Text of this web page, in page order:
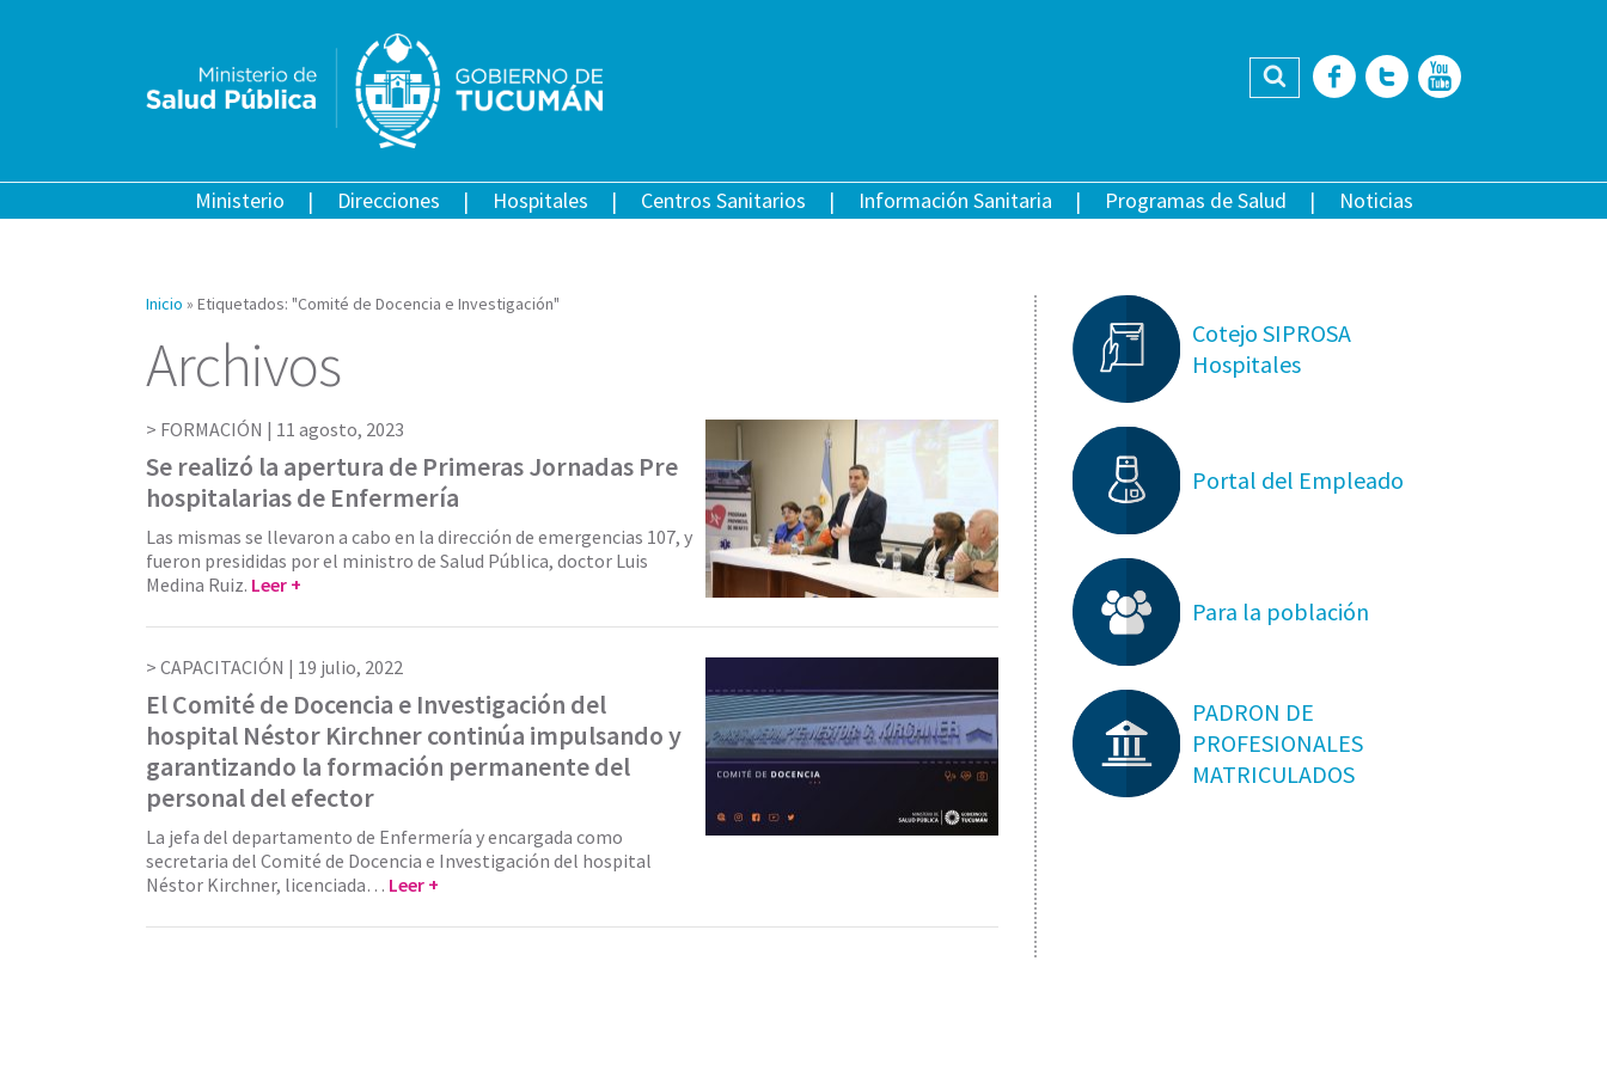
Buscar Facebook
Twitter
Ministerio Direcciones Hospitales Centros Sanitarios Información Sanitaria Programas de Salud Noticias
Inicio » Etiquetados: "Comité de Docencia e Investigación"
Archivos
FORMACIÓN | 11 agosto, 2023
Se realizó la apertura de Primeras Jornadas Pre
hospitalarias de Enfermería
Las mismas se llevaron a cabo en la dirección de emergencias 107, y
fueron presididas por el ministro de Salud Pública, doctor Luis
Medina Ruiz. Leer +
CAPACITACIÓN | 19 julio, 2022
El Comité de Docencia e Investigación del
hospital Néstor Kirchner continúa impulsando y
garantizando la formación permanente del
personal del efector
La jefa del departamento de Enfermería y encargada como
secretaria del Comité de Docencia e Investigación del hospital
Néstor Kirchner, licenciada… Leer +
Cotejo SIPROSA
Hospitales
Portal del Empleado
Para la población
PADRON DE
PROFESIONALES
MATRICULADOS